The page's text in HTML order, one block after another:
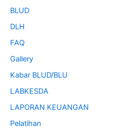
BLUD
DLH
FAQ
Gallery
Kabar BLUD/BLU
LABKESDA
LAPORAN KEUANGAN
Pelatihan